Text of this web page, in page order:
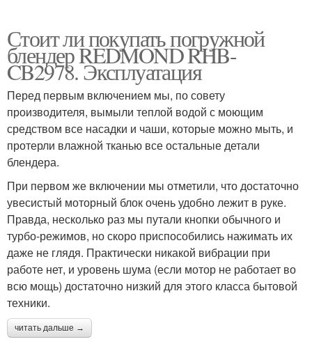
Стоит ли покупать погружной
блендер REDMOND RHB-
CB2978. Эксплуатация
Перед первым включением мы, по совету
производителя, вымыли теплой водой с моющим
средством все насадки и чаши, которые можно мыть, и
протерли влажной тканью все остальные детали
блендера.
При первом же включении мы отметили, что достаточно
увесистый моторный блок очень удобно лежит в руке.
Правда, несколько раз мы путали кнопки обычного и
турбо-режимов, но скоро приспособились нажимать их
даже не глядя. Практически никакой вибрации при
работе нет, и уровень шума (если мотор не работает во
всю мощь) достаточно низкий для этого класса бытовой
техники.
читать дальше →